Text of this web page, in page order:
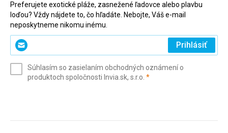
Preferujete exotické pláže, zasnežené ľadovce alebo plavbu
loďou? Vždy nájdete to, čo hľadáte. Nebojte, Váš e-mail
neposkytneme nikomu inému.
Zadajte
svoj
(povinné)
Prihlásiť
Súhlasím so zasielaním obchodných oznámení o
produktoch spoločnosti Invia.sk, s.r.o. *(povinné)